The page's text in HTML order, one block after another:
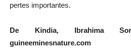
pertes importantes.
De Kindia, Ibrahima
guineeminesnature.com